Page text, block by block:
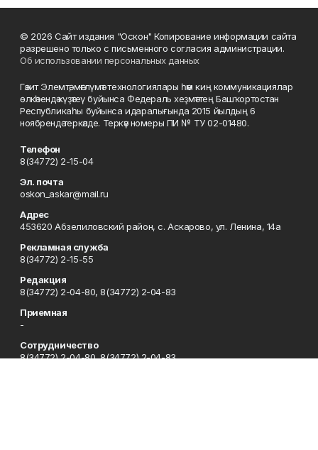
© 2026 Сайт издания "Оскон" Копирование информации сайта
разрешено только с письменного согласия администрации.
Об использовании персональных данных
Гәзит Элемтә, мәғлүмәт технологиялары һәм киң коммуникациялар
өлкәһендә күҙәтеү буйынса Федераль хеҙмәттең Башҡортостан
Республикаһы буйынса идаралығында 2015 йылдың 6
ноябрендә теркәлде. Теркәү номеры ПИ № ТУ 02-01480.
Телефон
8(34772) 2-15-04
Эл. почта
oskon_askar@mail.ru
Адрес
453620 Абзелиловский район, с. Аскарово, ул. Ленина, 14а
Рекламная служба
8(34772) 2-15-55
Редакция
8(34772) 2-04-80, 8(34772) 2-04-83
Приемная
-
Сотрудничество
8(34772) 2-04-80, 8(34772) 2-04-83